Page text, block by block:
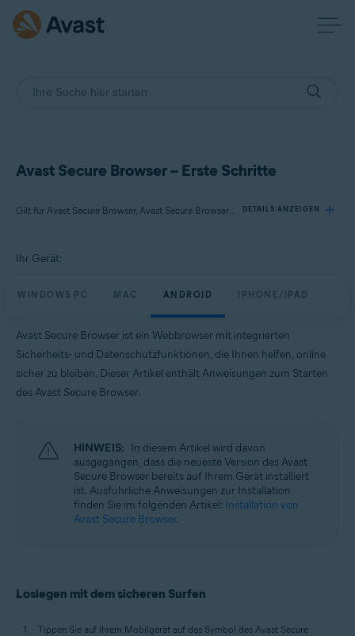
Avast Secure Browser – Erste Schritte
Gilt für Avast Secure Browser, Avast Secure Browser PRO DETAILS ANZEIGEN
Avast Secure Browser
Betriebssysteme:
Windows, macOS, Android und iOS
Ihr Gerät:
WINDOWS PC MAC ANDROID IPHONE/IPAD
Avast Secure Browser ist ein Webbrowser mit integrierten
Sicherheits- und Datenschutzfunktionen, die Ihnen helfen, online
sicher zu bleiben. Dieser Artikel enthält Anweisungen zum Starten
des Avast Secure Browser.
HINWEIS: In diesem Artikel wird davon
ausgegangen, dass die neueste Version des Avast
Secure Browser bereits auf Ihrem Gerät installiert
ist. Ausführliche Anweisungen zur Installation
finden Sie im folgenden Artikel: Installation von
Avast Secure Browser.
Loslegen mit dem sicheren Surfen
Tippen Sie auf Ihrem Mobilgerät auf das Symbol des Avast Secure